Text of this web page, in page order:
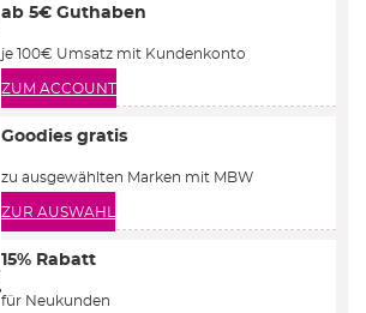
ab 5€ Guthaben
je 100€ Umsatz mit Kundenkonto
ZUM ACCOUNT
Goodies gratis
zu ausgewählten Marken mit MBW
ZUR AUSWAHL
15% Rabatt
für Neukunden